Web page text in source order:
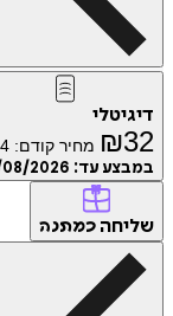
דיגיטלי
₪32 מחיר קודם:
במבצע עד: 08/2026
שליחה כמתנה